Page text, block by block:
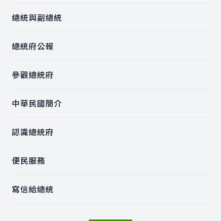
總統與副總統
總統府公報
參觀總統府
中華民國簡介
認識總統府
便民服務
寫信給總統